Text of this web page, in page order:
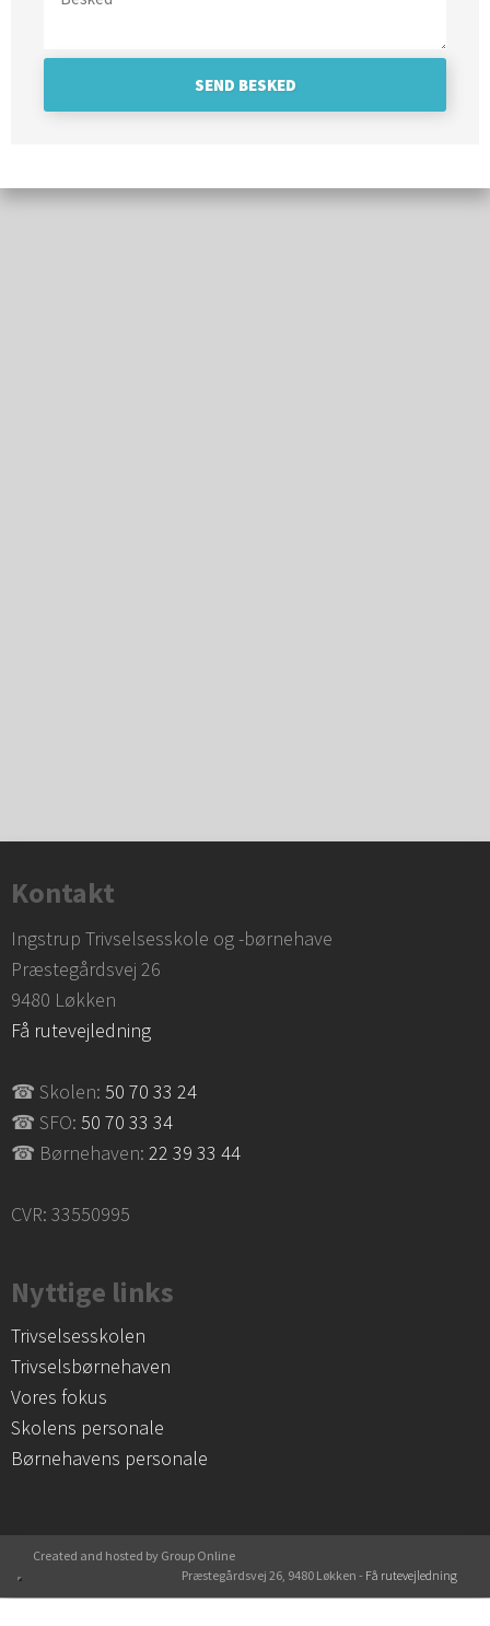
Kontakt
Ingstrup Trivselsesskole og -børnehave
​Præstegårdsvej 26
​9480 Løkken
Få rutevejledning
☎ Skolen: 50 70 33 24
☎ SFO: 50 70 33 34
☎ Børnehaven: 22 39 33 44
CVR: 33550995 ​
Nyttige links​
​Trivselsesskolen
Trivselsbørnehaven
Vores fokus
Skolens personale
Børnehavens personale
Created and hosted by Group Online
Præstegårdsvej 26, 9480 Løkken - Få rutevejledning